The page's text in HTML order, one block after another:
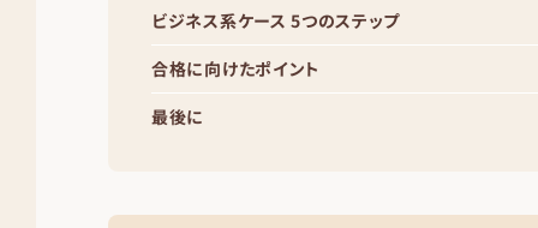
ビジネス系ケース 5つのステップ
合格に向けたポイント
最後に